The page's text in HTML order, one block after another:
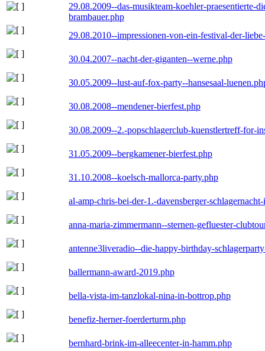
29.08.2009--das-musikteam-koehler-praesentierte-
brambauer.php
29.08.2010--impressionen-von-ein-festival-der-
30.04.2007--nacht-der-giganten--werne.php
30.05.2009--lust-auf-fox-party--hansesaal-
30.08.2008--mendener-bierfest.php
30.08.2009--2.-popschlagerclub-kuenstlertreff-for-
31.05.2009--bergkamener-bierfest.php
31.10.2008--koelsch-mallorca-party.php
al-amp-chris-bei-der-1.-davensberger-
anna-maria-zimmermann--sternen-gefluester-
antenne3liveradio--die-happy-birthday-
ballermann-award-2019.php
bella-vista-im-tanzlokal-nina-in-bottrop.php
benefiz-herner-foerderturm.php
bernhard-brink-im-alleecenter-in-hamm.php